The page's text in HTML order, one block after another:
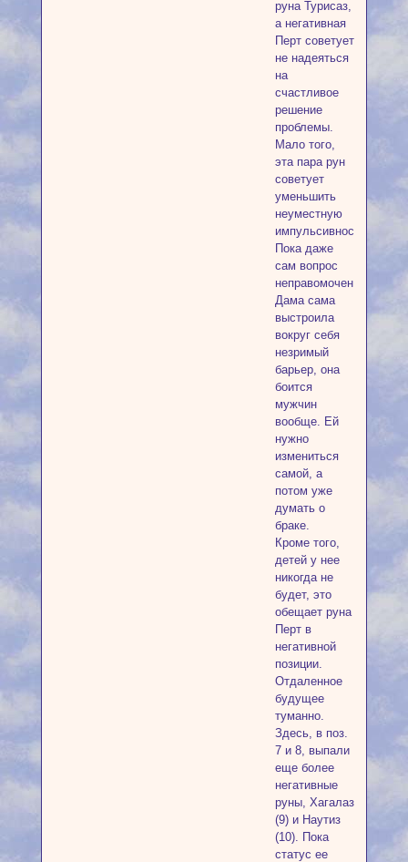
руна Турисаз,
а негативная
Перт советует
не надеяться
на
счастливое
решение
проблемы.
Мало того,
эта пара рун
советует
уменьшить
неуместную
импульсивность.
Пока даже
сам вопрос
неправомочен.
Дама сама
выстроила
вокруг себя
незримый
барьер, она
боится
мужчин
вообще. Ей
нужно
измениться
самой, а
потом уже
думать о
браке.
Кроме того,
детей у нее
никогда не
будет, это
обещает руна
Перт в
негативной
позиции.
Отдаленное
будущее
туманно.
Здесь, в поз.
7 и 8, выпали
еще более
негативные
руны, Хагалаз
(9) и Наутиз
(10). Пока
статус ее